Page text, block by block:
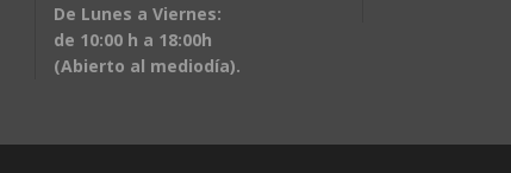
De Lunes a Viernes:
de 10:00 h a 18:00h
(Abierto al mediodía).